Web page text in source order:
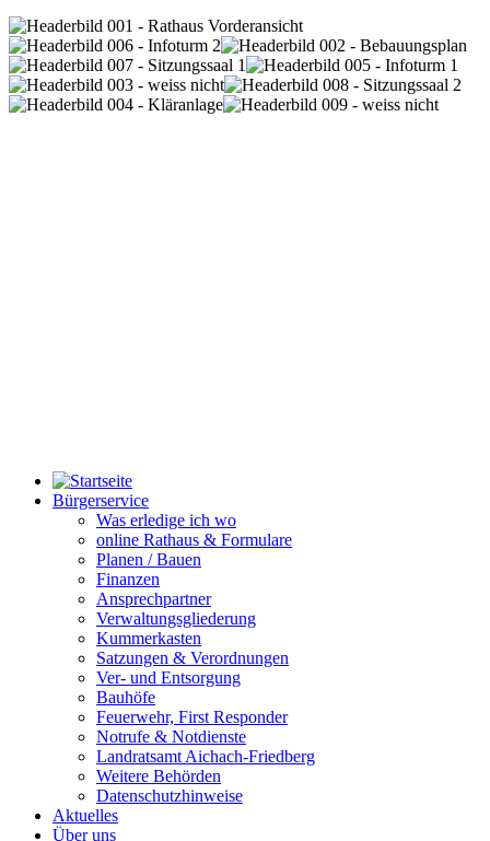
Bürgerservice
Was erledige ich wo
online Rathaus & Formulare
Planen / Bauen
Finanzen
Ansprechpartner
Verwaltungsgliederung
Kummerkasten
Satzungen & Verordnungen
Ver- und Entsorgung
Bauhöfe
Feuerwehr, First Responder
Notrufe & Notdienste
Landratsamt Aichach-Friedberg
Weitere Behörden
Datenschutzhinweise
Aktuelles
Über uns